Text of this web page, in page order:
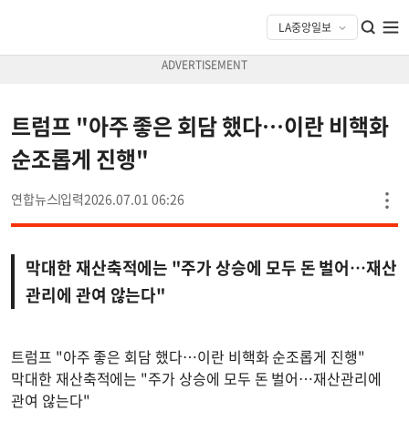
트럼프 "아주 좋은 회담 했다…이란 비핵화
순조롭게 진행"
연합뉴스 2026.07.01 06:26
막대한 재산축적에는 "주가 상승에 모두 돈 벌어…재산
관리에 관여 않는다"
트럼프 "아주 좋은 회담 했다…이란 비핵화 순조롭게 진행"
막대한 재산축적에는 "주가 상승에 모두 돈 벌어…재산관리에
관여 않는다"